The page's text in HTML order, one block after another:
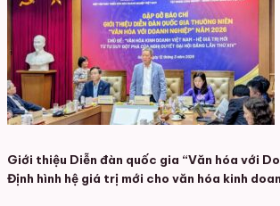
Giới thiệu Diễn đàn quốc gia “Văn hóa với
Định hình hệ giá trị mới cho văn hóa kinh